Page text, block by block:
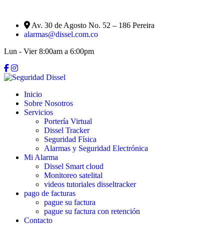
Av. 30 de Agosto No. 52 – 186 Pereira
alarmas@dissel.com.co
Lun - Vier 8:00am a 6:00pm
Inicio
Sobre Nosotros
Servicios
Portería Virtual
Dissel Tracker
Seguridad Física
Alarmas y Seguridad Electrónica
Mi Alarma
Dissel Smart cloud
Monitoreo satelital
videos tutoriales disseltracker
pago de facturas
pague su factura
pague su factura con retención
Contacto